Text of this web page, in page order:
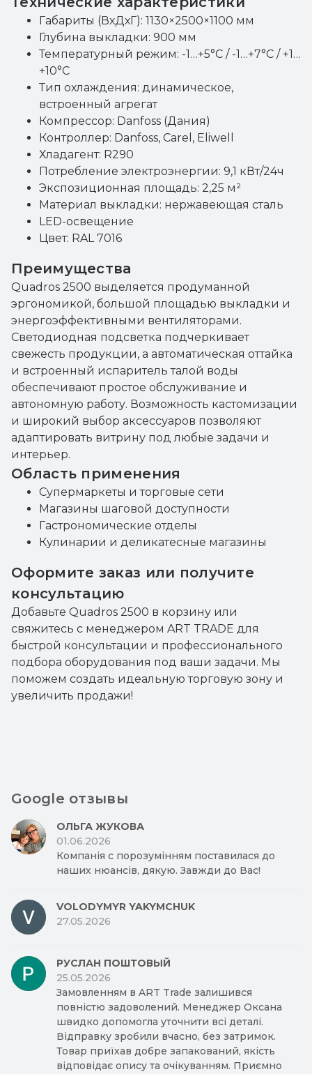
Габариты (ВхДхГ): 1130×2500×1100 мм
Глубина выкладки: 900 мм
Температурный режим: -1…+5°C / -1…+7°C / +1…
+10°C
Тип охлаждения: динамическое,
встроенный агрегат
Компрессор: Danfoss (Дания)
Контроллер: Danfoss, Carel, Eliwell
Хладагент: R290
Потребление электроэнергии: 9,1 кВт/24ч
Экспозиционная площадь: 2,25 м²
Материал выкладки: нержавеющая сталь
LED-освещение
Цвет: RAL 7016
Преимущества
Quadros 2500 выделяется продуманной
эргономикой, большой площадью выкладки и
энергоэффективными вентиляторами.
Светодиодная подсветка подчеркивает
свежесть продукции, а автоматическая оттайка
и встроенный испаритель талой воды
обеспечивают простое обслуживание и
автономную работу. Возможность кастомизации
и широкий выбор аксессуаров позволяют
адаптировать витрину под любые задачи и
интерьер.
Область применения
Супермаркеты и торговые сети
Магазины шаговой доступности
Гастрономические отделы
Кулинарии и деликатесные магазины
Оформите заказ или получите
консультацию
Добавьте Quadros 2500 в корзину или
свяжитесь с менеджером ART TRADE для
быстрой консультации и профессионального
подбора оборудования под ваши задачи. Мы
поможем создать идеальную торговую зону и
увеличить продажи!
Google отзывы
ОЛЬГА ЖУКОВА
01.06.2026
Компанія с порозумінням поставилася до
наших нюансів, дякую. Завжди до Вас!
VOLODYMYR YAKYMCHUK
27.05.2026
РУСЛАН ПОШТОВЫЙ
25.05.2026
Замовленням в ART Trade залишився
повністю задоволений. Менеджер Оксана
швидко допомогла уточнити всі деталі.
Відправку зробили вчасно, без затримок.
Товар приїхав добре запакований, якість
відповідає опису та очікуванням. Приємно